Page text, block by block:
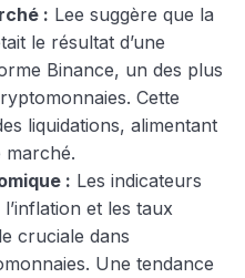
: Lee suggère que la
le résultat d’une
Binance, un des plus
Cette
liquidations, alimentant
marché.
: Les indicateurs
et les taux
cruciale dans
Une tendance